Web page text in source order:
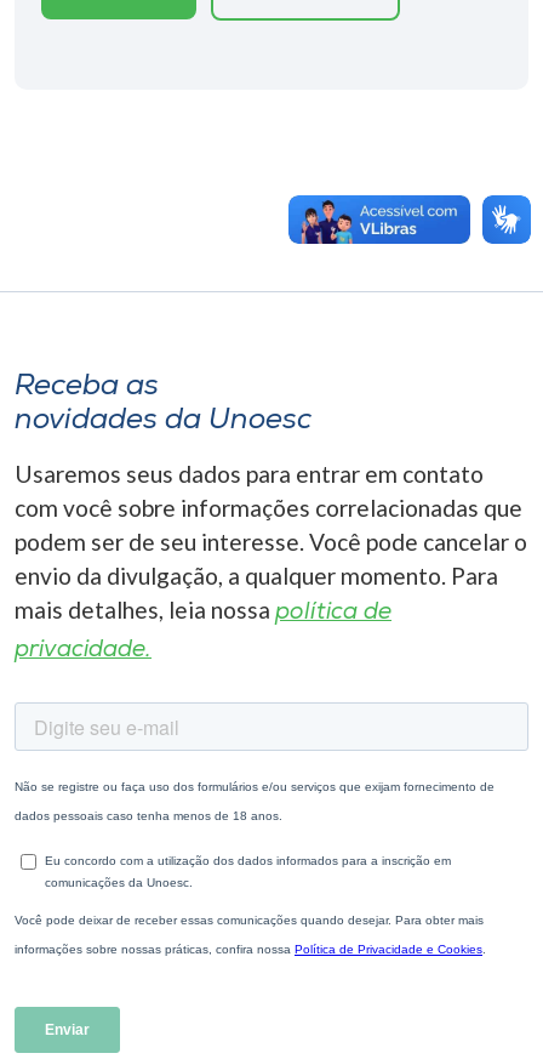
Receba as
novidades da Unoesc
Usaremos seus dados para entrar em contato
com você sobre informações correlacionadas que
podem ser de seu interesse. Você pode cancelar o
envio da divulgação, a qualquer momento. Para
mais detalhes, leia nossa política de
privacidade.